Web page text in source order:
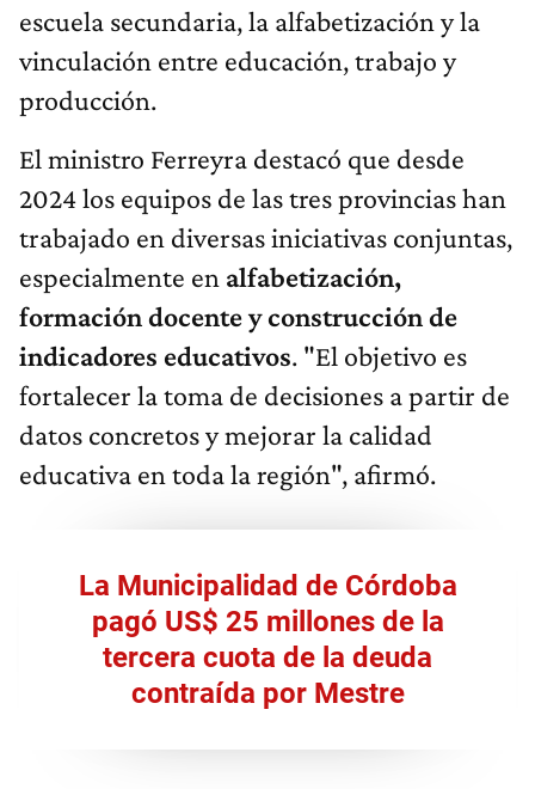
escuela secundaria, la alfabetización y la
vinculación entre educación, trabajo y
producción.
El ministro Ferreyra destacó que desde
2024 los equipos de las tres provincias han
trabajado en diversas iniciativas conjuntas,
especialmente en alfabetización,
formación docente y construcción de
indicadores educativos. "El objetivo es
fortalecer la toma de decisiones a partir de
datos concretos y mejorar la calidad
educativa en toda la región", afirmó.
La Municipalidad de Córdoba
pagó US$ 25 millones de la
tercera cuota de la deuda
contraída por Mestre